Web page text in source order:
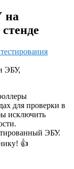
на
ЭБУ,
для проверки в
исключить
ЭБУ.
👍